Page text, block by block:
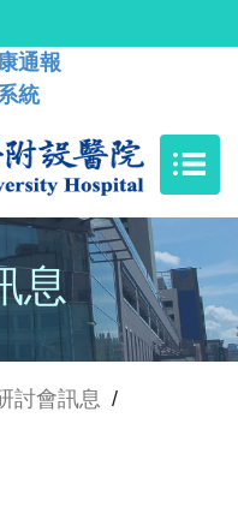
通報
統
息
討會訊息 /